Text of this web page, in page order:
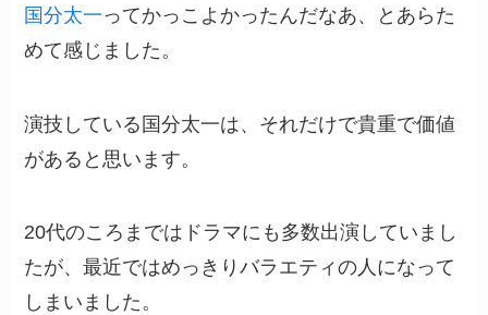
国分太一ってかっこよかったんだなあ、とあらた
めて感じました。
演技している国分太一は、それだけで貴重で価値
があると思います。
20代のころまではドラマにも多数出演していまし
たが、最近ではめっきりバラエティの人になって
しまいました。